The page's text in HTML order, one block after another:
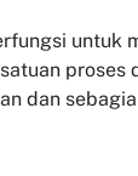
untuk
dan